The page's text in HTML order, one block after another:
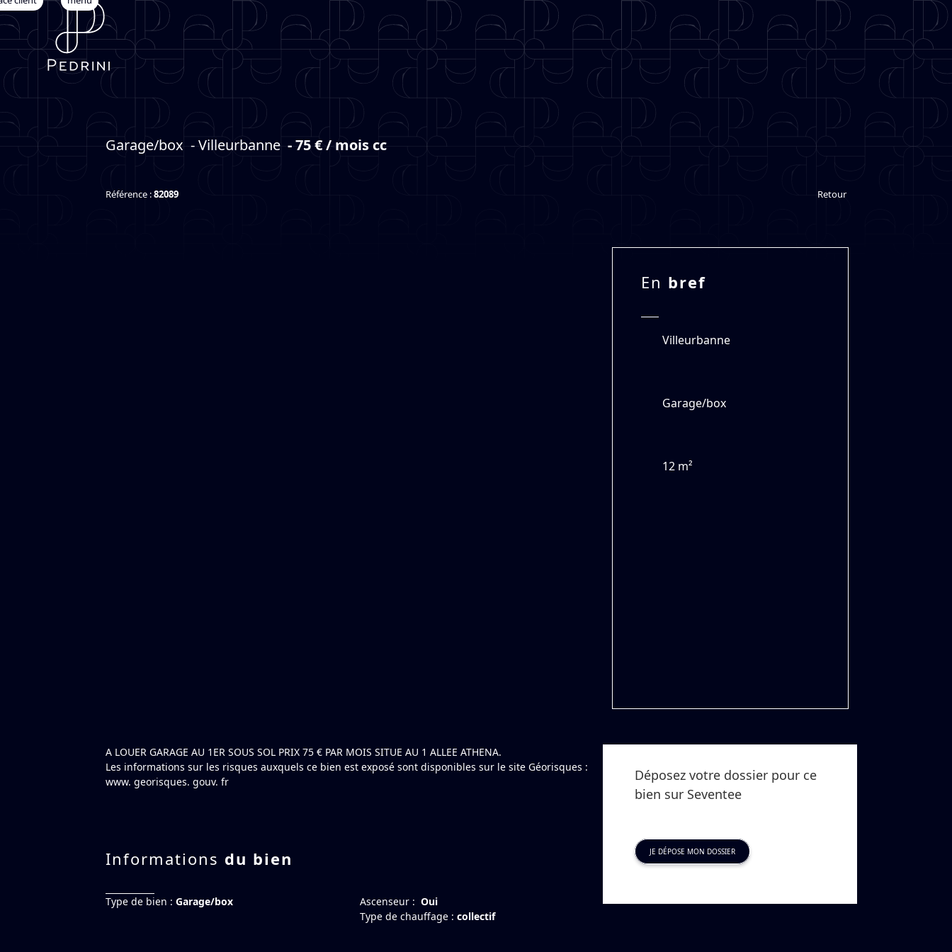
Skip
to
content
mobile
menu
mobile
menu
Garage/box - Villeurbanne - 75 € / mois cc
Référence :82089 Retour
En bref
Villeurbanne
Garage/box
12 m²
A LOUER GARAGE AU 1ER SOUS SOL PRIX 75 € PAR MOIS SITUE AU 1 ALLEE ATHENA.
Les informations sur les risques auxquels ce bien est exposé sont disponibles sur le site Géorisques :
www. georisques. gouv. fr
Informations du bien
Type de bien :Garage/box Ascenseur : Oui
Type de chauffage : collectif
Déposez votre dossier pour ce
bien sur Seventee
JE DÉPOSE MON DOSSIER